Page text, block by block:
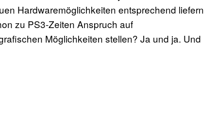
Hardwaremöglichkeiten entsprechend liefern
zu PS3-Zeiten Anspruch auf
Möglichkeiten stellen? Ja und ja. Und